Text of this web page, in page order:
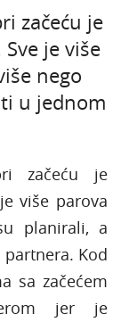
začeću je
je više
nego
u jednom
začeću je
više parova
planirali, a
Kod
sa začećem
jer je